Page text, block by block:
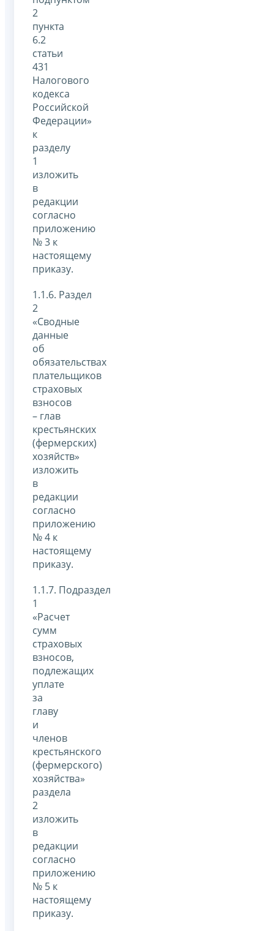
2
пункта
6.2
статьи
431
Налогового
кодекса
Российской
Федерации»
к
разделу
1
изложить
в
редакции
согласно
приложению
№ 3 к
настоящему
приказу.
1.1.6. Раздел
2
«Сводные
данные
об
обязательствах
плательщиков
страховых
взносов
– глав
крестьянских
(фермерских)
хозяйств»
изложить
в
редакции
согласно
приложению
№ 4 к
настоящему
приказу.
1.1.7. Подраздел
1
«Расчет
сумм
страховых
взносов,
подлежащих
уплате
за
главу
и
членов
крестьянского
(фермерского)
хозяйства»
раздела
2
изложить
в
редакции
согласно
приложению
№ 5 к
настоящему
приказу.